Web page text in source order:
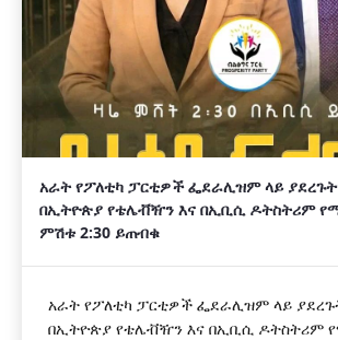
አራት የፖለቲካ ፓርቲዎች ፌደራሊዝም ላይ
በኢትዮጵያ የቴሌቭዥን እና በኢቢሲ ዶትስትሪም
ምሽቱ 2:30 ይጠብቁ
አራት የፖለቲካ ፓርቲዎች ፌደራሊዝም ላይ
በኢትዮጵያ የቴሌቭዥን እና በኢቢሲ ዶትስትሪም